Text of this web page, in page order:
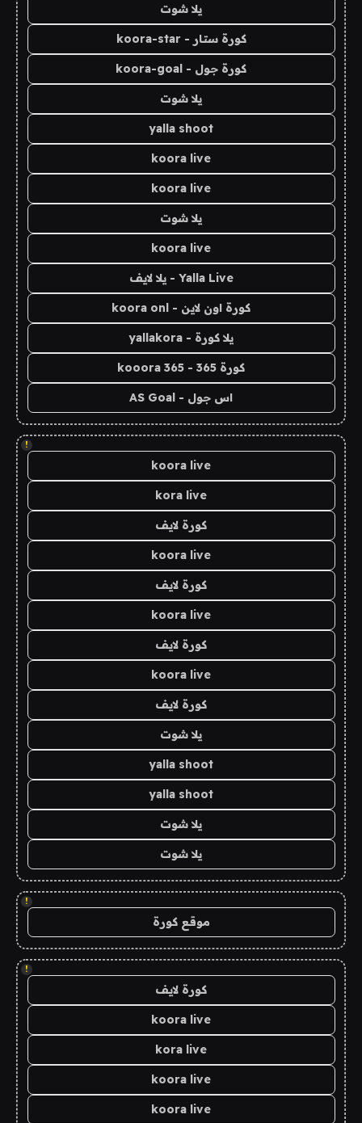
يلا شوت
كورة ستار - koora-star
كورة جول - koora-goal
يلا شوت
yalla shoot
koora live
koora live
يلا شوت
koora live
Yalla Live - يلا لايف
كورة اون لاين - koora onl
يلا كورة - yallakora
كورة 365 - kooora 365
اس جول - AS Goal
!
koora live
kora live
كورة لايف
koora live
كورة لايف
koora live
كورة لايف
koora live
كورة لايف
يلا شوت
yalla shoot
yalla shoot
يلا شوت
يلا شوت
!
موقع كورة
!
كورة لايف
koora live
kora live
koora live
koora live